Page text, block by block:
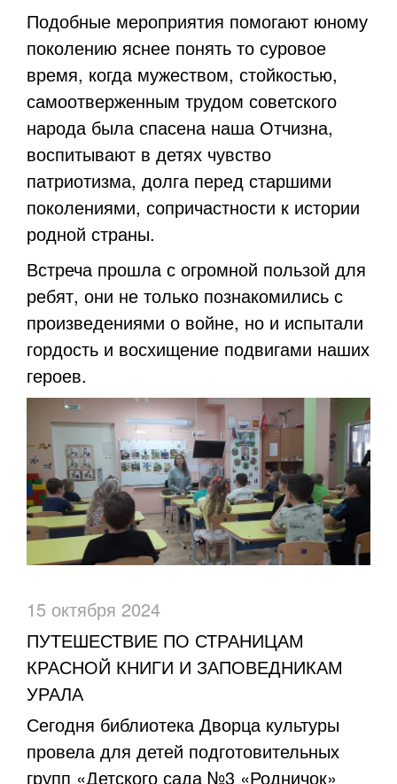
Подобные мероприятия помогают юному
поколению яснее понять то суровое
время, когда мужеством, стойкостью,
самоотверженным трудом советского
народа была спасена наша Отчизна,
воспитывают в детях чувство
патриотизма, долга перед старшими
поколениями, сопричастности к истории
родной страны.
Встреча прошла с огромной пользой для
ребят, они не только познакомились с
произведениями о войне, но и испытали
гордость и восхищение подвигами наших
героев.
15 октября 2024
ПУТЕШЕСТВИЕ ПО СТРАНИЦАМ
КРАСНОЙ КНИГИ И ЗАПОВЕДНИКАМ
УРАЛА
Сегодня библиотека Дворца культуры
провела для детей подготовительных
групп «Детского сада №3 «Родничок»